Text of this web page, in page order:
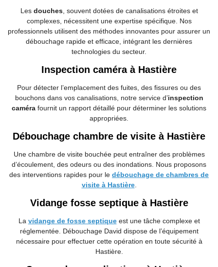
Les douches, souvent dotées de canalisations étroites et
complexes, nécessitent une expertise spécifique. Nos
professionnels utilisent des méthodes innovantes pour assurer un
débouchage rapide et efficace, intégrant les dernières
technologies du secteur.
Inspection caméra à Hastière
Pour détecter l’emplacement des fuites, des fissures ou des
bouchons dans vos canalisations, notre service d’inspection
caméra fournit un rapport détaillé pour déterminer les solutions
appropriées.
Débouchage chambre de visite à Hastière
Une chambre de visite bouchée peut entraîner des problèmes
d’écoulement, des odeurs ou des inondations. Nous proposons
des interventions rapides pour le débouchage de chambres de
visite à Hastière.
Vidange fosse septique à Hastière
La vidange de fosse septiqueest une tâche complexe et
réglementée. Débouchage David dispose de l’équipement
nécessaire pour effectuer cette opération en toute sécurité à
Hastière.